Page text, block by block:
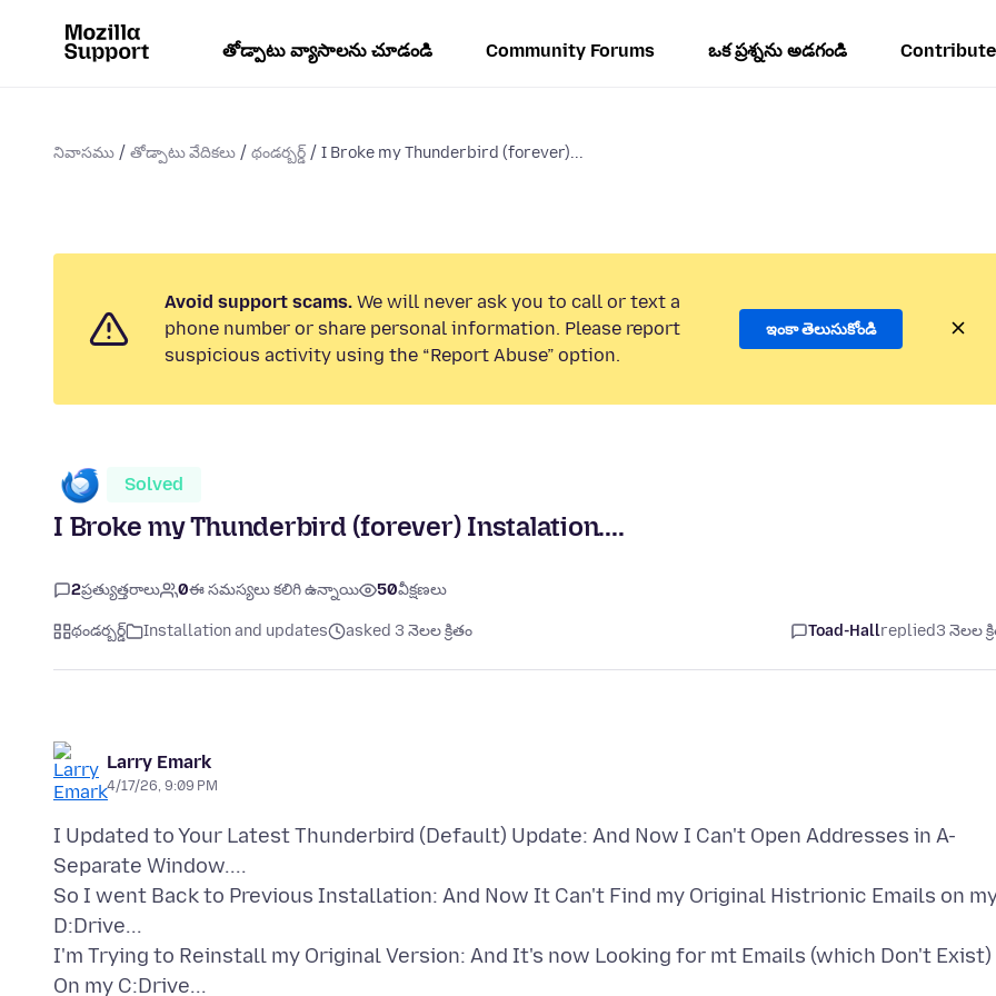
తోడ్పాటు వ్యాసాలను చూడండి Community Forums ఒక ప్రశ్నను అడగండి Contribute
నివాసము తోడ్పాటు వేదికలు థండర్బర్డ్ I Broke my Thunderbird (forever)...
Avoid support scams. We will never ask you to call or text a
phone number or share personal information. Please report
suspicious activity using the “Report Abuse” option.
ఇంకా తెలుసుకోండి
Solved
I Broke my Thunderbird (forever) Instalation....
2ప్రత్యుత్తరాలు 0ఈ సమస్యలు కలిగి ఉన్నాయి 50వీక్షణలు
థండర్బర్డ్ Installation and updates asked 3 నెలల క్రితం Toad-Hallreplied3 నెలల
Larry Emark
4/17/26, 9:09 PM
I Updated to Your Latest Thunderbird (Default) Update: And Now I Can't Open Addresses in A-
Separate Window....
So I went Back to Previous Installation: And Now It Can't Find my Original Histrionic Emails on
D:Drive...
I'm Trying to Reinstall my Original Version: And It's now Looking for mt Emails (which Don't Exist)
On my C:Drive...